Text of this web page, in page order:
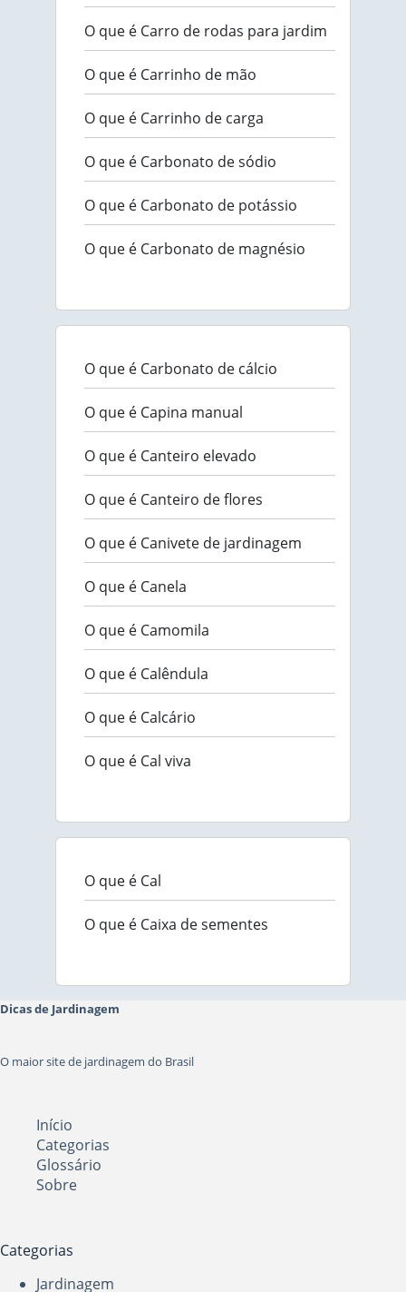
O que é Carro de rodas para jardim
O que é Carrinho de mão
O que é Carrinho de carga
O que é Carbonato de sódio
O que é Carbonato de potássio
O que é Carbonato de magnésio
O que é Carbonato de cálcio
O que é Capina manual
O que é Canteiro elevado
O que é Canteiro de flores
O que é Canivete de jardinagem
O que é Canela
O que é Camomila
O que é Calêndula
O que é Calcário
O que é Cal viva
O que é Cal
O que é Caixa de sementes
Dicas de Jardinagem
O maior site de jardinagem do Brasil
Início
Categorias
Glossário
Sobre
Categorias
Jardinagem